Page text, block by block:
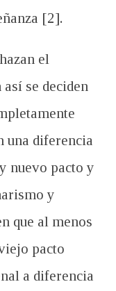
[2].
el
se deciden
una diferencia
nuevo pacto y
y
que al menos
pacto
a diferencia